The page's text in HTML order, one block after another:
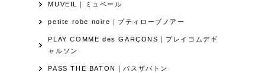
MUVEIL｜ミュベール
petite robe noire｜プティローブノアー
PLAY COMME des GARÇONS｜プレイコムデギ
ャルソン
PASS THE BATON｜パスザバトン